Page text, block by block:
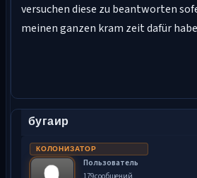
versuchen diese zu beantworten
meinen ganzen kram zeit dafür
бугаир
КОЛОНИЗАТОР
Пользователь